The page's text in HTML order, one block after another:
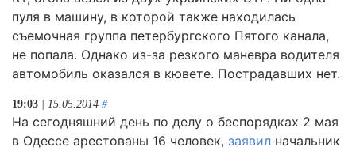
пуля в машину, в которой также находилась
съемочная группа петербургского Пятого канала,
не попала. Однако из-за резкого маневра водителя
автомобиль оказался в кювете. Пострадавших нет.
19:03 | 15.05.2014 #
На сегодняшний день по делу о беспорядках 2 мая
в Одессе арестованы 16 человек, заявил начальник